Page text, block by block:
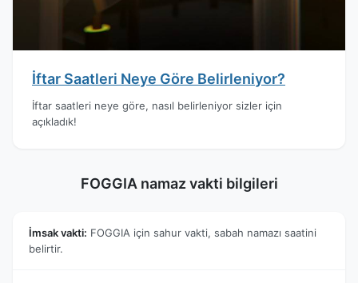
İftar Saatleri Neye Göre Belirleniyor?
İftar saatleri neye göre, nasıl belirleniyor sizler için
açıkladık!
FOGGIA namaz vakti bilgileri
İmsak vakti: FOGGIA için sahur vakti, sabah namazı saatini
belirtir.